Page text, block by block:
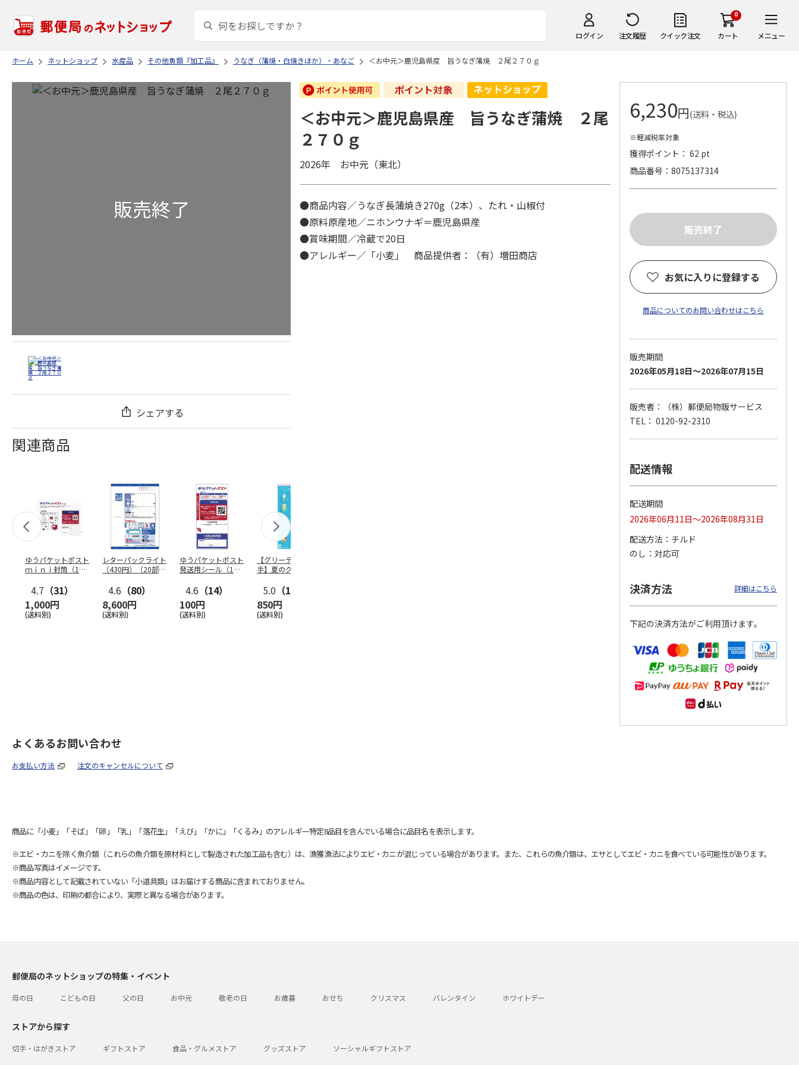
ログイン 注文履歴 クイック注文
0
カート メニュー
ホーム ネットショップ 水産品 その他魚類『加工品』 うなぎ（蒲焼・白焼きほか）・あなご ＜お中元＞鹿児島県産 旨うなぎ蒲焼 ２尾２７０ｇ
シェアする
関連商品
ゆうパケットポスト
ｍｉｎｉ封筒（1個
4.7 （31）
1,000円
(送料別)
レターパックライト
（430円）（20部セ
4.6 （80）
8,600円
(送料別)
ゆうパケットポスト
発送用シール（1個
4.6 （14）
100円
(送料別)
【グリーティング切
手】夏のグリーティ
5.0 （10）
850円
(送料別)
【グリーティング切
円…
4.8（11）
5,500円
4.6（7）
11,000円
＜お中元＞鹿児島県産 旨うなぎ蒲焼 ２尾
２７０ｇ
2026年 お中元（東北）
●商品内容／うなぎ長蒲焼き270g（2本）、たれ・山椒付
●原料原産地／ニホンウナギ＝鹿児島県産
●賞味期間／冷蔵で20日
●アレルギー／「小麦」 商品提供者：（有）増田商店
6,230円(送料・税込)
※軽減税率対象
獲得ポイント： 62 pt
商品番号
8075137314
お気に入りに登録する
商品についてのお問い合わせはこちら
販売期間
2026年05月18日～2026年07月15日
販売者：（株）郵便局物販サービス
TEL： 0120-92-2310
配送情報
配送期間
2026年06月11日～2026年08月31日
配送方法
チルド
のし
対応可
決済方法 詳細はこちら
下記の決済方法がご利用頂けます。
よくあるお問い合わせ
お支払い方法 注文のキャンセルについて
商品に「小麦」「そば」「卵」「乳」「落花生」「えび」「かに」「くるみ」のアレルギー特定8品目を含んでいる場合に品目名を表示します。
※エビ・カニを除く魚介類（これらの魚介類を原材料として製造された加工品も含む）は、漁獲漁法によりエビ・カニが混じっている場合があります。また、これらの魚介類は、エサとしてエビ・カニを食べている可能性があります。
※商品写真はイメージです。
※商品内容として記載されていない「小道具類」はお届けする商品に含まれておりません。
※商品の色は、印刷の都合により、実際と異なる場合があります。
郵便局のネットショップの特集・イベント
母の日 こどもの日 父の日 お中元 敬老の日 お歳暮 おせち クリスマス バレンタイン ホワイトデー
ストアから探す
切手・はがきストア ギフトストア 食品・グルメストア グッズストア ソーシャルギフトストア